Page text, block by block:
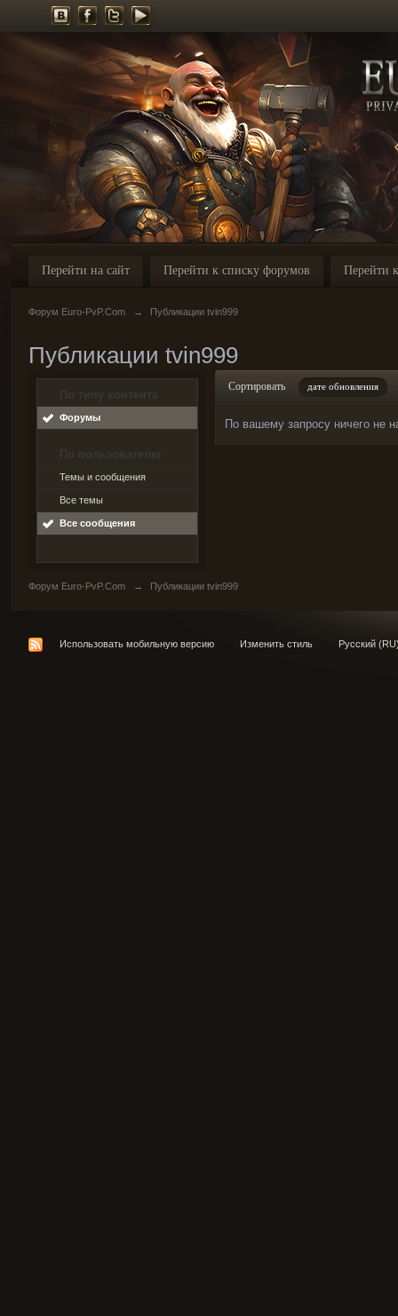
Перейти на сайт Перейти к списку форумов Перейти
Форум Euro-PvP.Com → Публикации tvin999
Публикации tvin999
По типу контента
Форумы
По пользователю
Темы и сообщения
Все темы
Все сообщения
Сортировать дате обновления
По вашему запросу ничего не
Форум Euro-PvP.Com → Публикации tvin999
Использовать мобильную версию Изменить стиль Русский